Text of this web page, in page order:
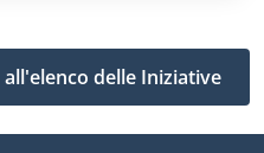
delle Iniziative